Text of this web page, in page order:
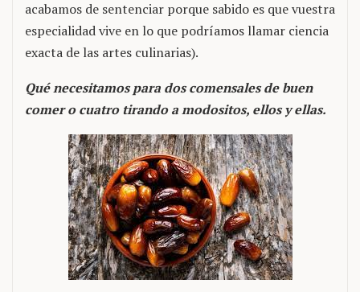
acabamos de sentenciar porque sabido es que vuestra
especialidad vive en lo que podríamos llamar ciencia
exacta de las artes culinarias).
Qué necesitamos para dos comensales de buen
comer o cuatro tirando a modositos, ellos y ellas.